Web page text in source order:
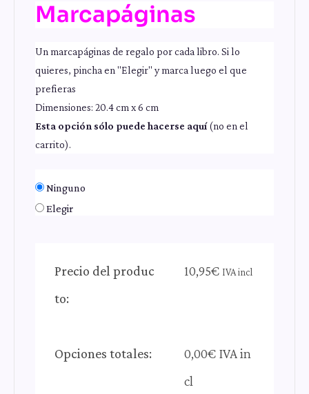
Marcapáginas
Un marcapáginas de regalo por cada libro. Si lo
quieres, pincha en "Elegir" y marca luego el que
prefieras
Dimensiones: 20.4 cm x 6 cm
Esta opción sólo puede hacerse aquí(no en el
carrito).
Ninguno
Elegir
Precio del produc
to:
10,95€ IVA incl
Opciones totales:
0,00€ IVA in
cl